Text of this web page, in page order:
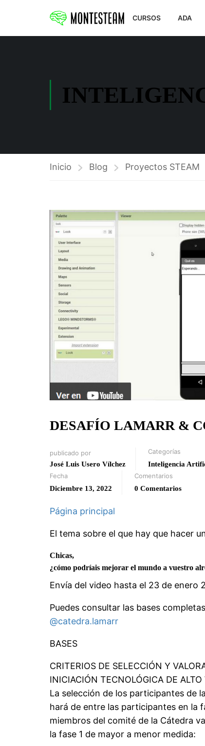
CURSOS ADA
Inicio Blog Proyectos STEAM
DESAFÍO LAMARR &
publicado por
José Luis Usero Vílchez
Categorías
Inteligencia
Fecha
Diciembre 13, 2022
Comentarios
0 Comentarios
Página principal
El tema sobre el que hay que hacer
Chicas,
¿cómo podríais mejorar el mundo a vuestro
Envía del video hasta el 23 de enero
Puedes consultar las bases completas
@catedra.lamarr
BASES
CRITERIOS DE SELECCIÓN Y
INICIACIÓN TECNOLÓGICA DE ALTO
La selección de los participantes de
hará de entre las participantes en la
miembros del comité de la Cátedra
la fase 1 de mayor a menor medida: